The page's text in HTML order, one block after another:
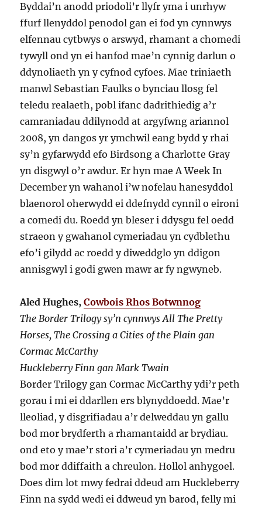
Byddai’n anodd priodoli’r llyfr yma i unrhyw
ffurf llenyddol penodol gan ei fod yn cynnwys
elfennau cytbwys o arswyd, rhamant a chomedi
tywyll ond yn ei hanfod mae’n cynnig darlun o
ddynoliaeth yn y cyfnod cyfoes. Mae triniaeth
manwl Sebastian Faulks o bynciau llosg fel
teledu realaeth, pobl ifanc dadrithiedig a’r
camraniadau ddilynodd at argyfwng ariannol
2008, yn dangos yr ymchwil eang bydd y rhai
sy’n gyfarwydd efo Birdsong a Charlotte Gray
yn disgwyl o’r awdur. Er hyn mae A Week In
December yn wahanol i’w nofelau hanesyddol
blaenorol oherwydd ei ddefnydd cynnil o eironi
a comedi du. Roedd yn bleser i ddysgu fel oedd
straeon y gwahanol cymeriadau yn cydblethu
efo’i gilydd ac roedd y diweddglo yn ddigon
annisgwyl i godi gwen mawr ar fy ngwyneb.
Aled Hughes,Cowbois Rhos Botwnnog
The Border Trilogy sy’n cynnwys All The Pretty
Horses, The Crossing a Cities of the Plain gan
Cormac McCarthy
Huckleberry Finn gan Mark Twain
Border Trilogy gan Cormac McCarthy ydi’r peth
gorau i mi ei ddarllen ers blynyddoedd. Mae’r
lleoliad, y disgrifiadau a’r delweddau yn gallu
bod mor brydferth a rhamantaidd ar brydiau.
ond eto y mae’r stori a’r cymeriadau yn medru
bod mor ddiffaith a chreulon. Hollol anhygoel.
Does dim lot mwy fedrai ddeud am Huckleberry
Finn na sydd wedi ei ddweud yn barod, felly mi